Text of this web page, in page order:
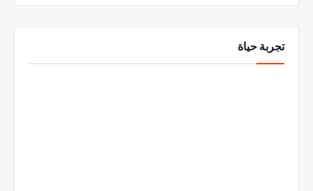
تجربة حياة